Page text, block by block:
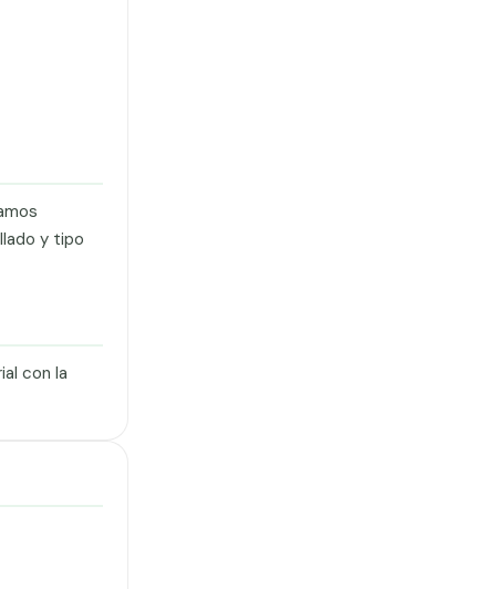
y tipo
con la